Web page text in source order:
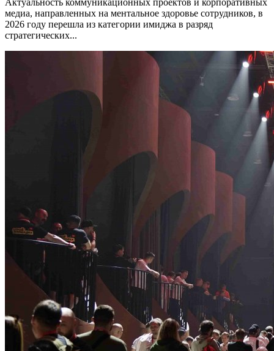
Актуальность коммуникационных проектов и корпоративных
медиа, направленных на ментальное здоровье сотрудников, в
2026 году перешла из категории имиджа в разряд
стратегических...